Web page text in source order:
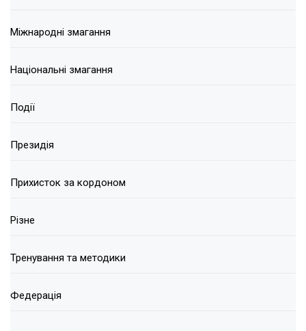
Міжнародні змагання
Національні змагання
Події
Президія
Прихисток за кордоном
Різне
Тренування та методики
Федерація